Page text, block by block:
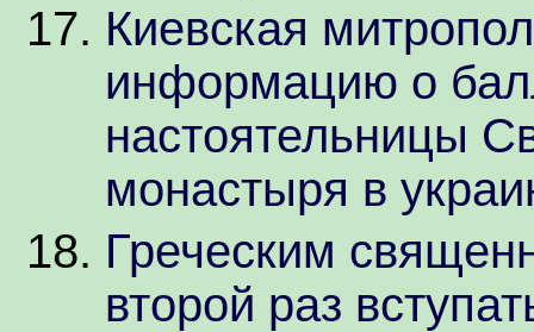
Киевская
информацию о
настоятельницы
монастыря в
Греческим
второй раз